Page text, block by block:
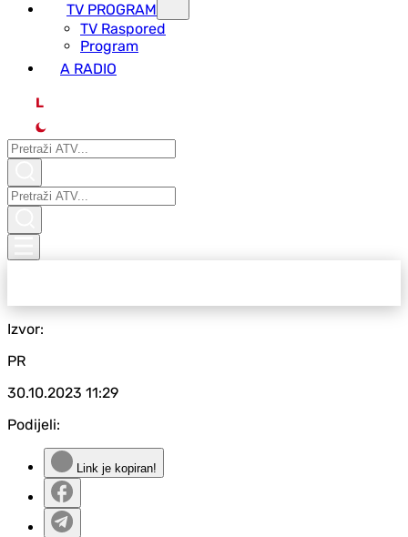
TV PROGRAM
ТV Raspored
Program
A RADIO
L
Izvor:
PR
30.10.2023 11:29
Podijeli:
Link je kopiran!